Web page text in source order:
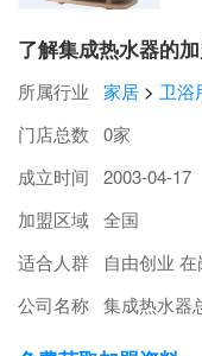
了解集成热水器的
所属行业 家居 > 卫浴
门店总数
0家
成立时间
2003-04-17
加盟区域 全国
适合人群
自由创业
公司名称 集成热水器